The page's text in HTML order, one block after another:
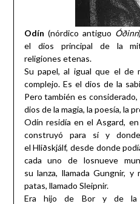
Odín (nórdico antiguo Óðinn
el dios principal de la
religiones etenas.
Su papel, al igual que el de
complejo. Es el dios de la
Pero también es
dios de la magia, la poesía, la
Odín residía en el Asgard,
construyó para sí y
el Hliðskjálf, desde donde
cada uno de losnueve
su lanza, llamada Gungnir,
patas, llamado Sleipnir.
Era hijo de Bor y de la